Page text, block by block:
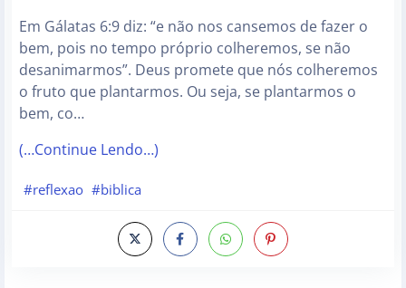
Em Gálatas 6:9 diz: “e não nos cansemos de fazer o
bem, pois no tempo próprio colheremos, se não
desanimarmos”. Deus promete que nós colheremos
o fruto que plantarmos. Ou seja, se plantarmos o
bem, co…
(…Continue Lendo…)
#reflexao #biblica